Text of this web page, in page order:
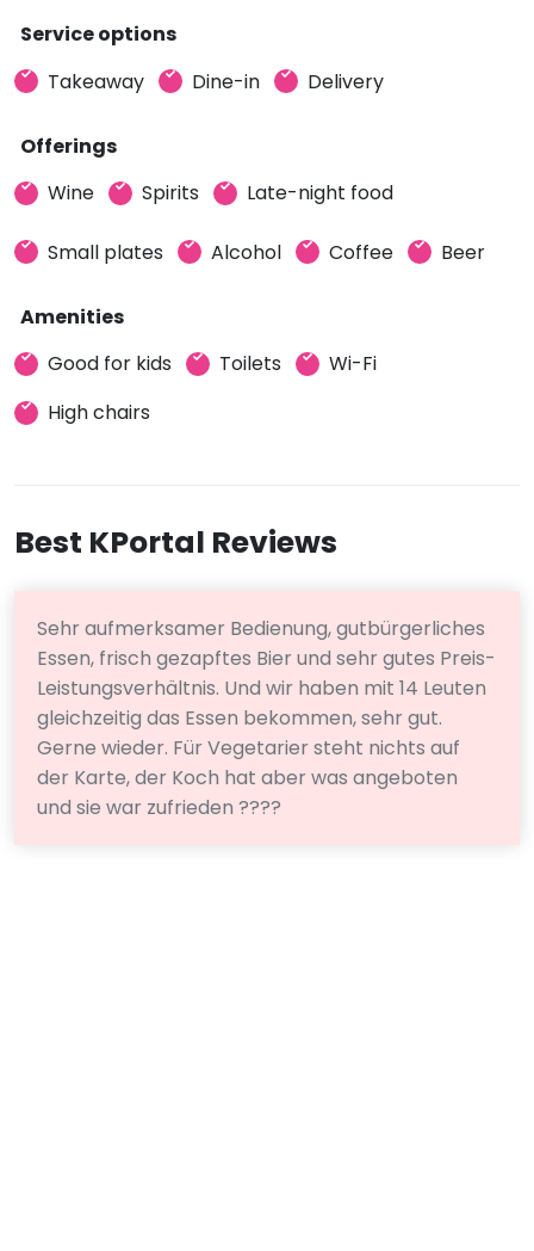
Service options
Takeaway
Dine-in Delivery
Offerings
Wine
Spirits Late-night food
Small plates Alcohol Coffee Beer
Amenities
Good for kids
Toilets
Wi-Fi
High chairs
Best KPortal Reviews
Sehr aufmerksamer Bedienung, gutbürgerliches
Essen, frisch gezapftes Bier und sehr gutes Preis-
Leistungsverhältnis. Und wir haben mit 14 Leuten
gleichzeitig das Essen bekommen, sehr gut.
Gerne wieder. Für Vegetarier steht nichts auf
der Karte, der Koch hat aber was angeboten
und sie war zufrieden ????